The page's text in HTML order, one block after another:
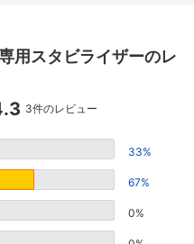
用スタビライザーのレ
4.3
3件のレビュー
33%
67%
0%